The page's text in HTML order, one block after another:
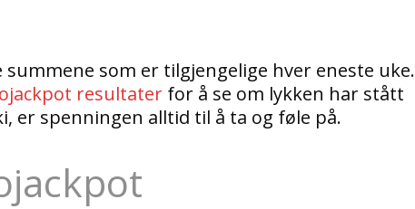
som er tilgjengelige hver eneste uke.
resultater for å se om lykken har stått
er spenningen alltid til å ta og føle på.